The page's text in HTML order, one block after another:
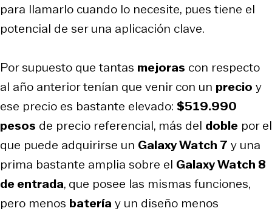
para llamarlo cuando lo necesite, pues tiene el
potencial de ser una aplicación clave.
Por supuesto que tantas mejoras con respecto
al año anterior tenían que venir con un precio y
ese precio es bastante elevado: $519.990
pesos de precio referencial, más del doble por el
que puede adquirirse un Galaxy Watch 7 y una
prima bastante amplia sobre el Galaxy Watch 8
de entrada, que posee las mismas funciones,
pero menos bateríay un diseño menos